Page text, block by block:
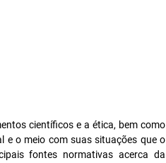
científicos e a ética, bem como
e o meio com suas situações que o
fontes normativas acerca da